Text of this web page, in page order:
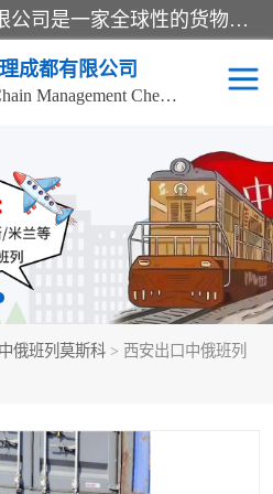
邦赋供应链管理成都有限公司是一家全球性的货物运输代理公司，主要从事：波兰中欧班列、德国中欧班列、出口莫斯科班列、中欧班列进口、蓉欧铁路、成都出口空运等业务，同时亦提供报关、报检、仓储、码头操作等服务。
成都有限公司
Bangfu Supply Chain Management Chengdu Co.,LTD
中俄班列莫斯科 > 西安出口中俄班列
成都中欧班列
国际空运
南美海运
国际海运